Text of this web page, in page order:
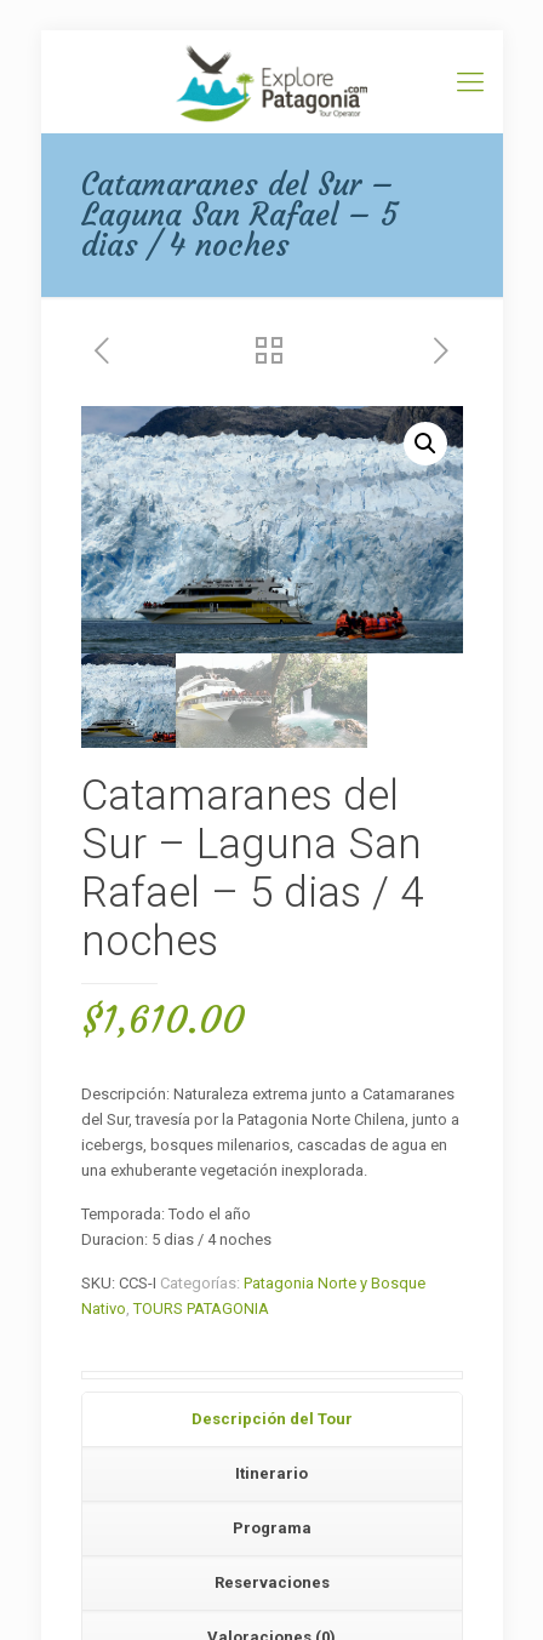
Catamaranes del Sur –
Laguna San Rafael – 5
dias / 4 noches
Catamaranes del
Sur – Laguna San
Rafael – 5 dias / 4
noches
$1,610.00
Descripción: Naturaleza extrema junto a Catamaranes
del Sur, travesía por la Patagonia Norte Chilena, junto a
icebergs, bosques milenarios, cascadas de agua en
una exhuberante vegetación inexplorada.
Temporada: Todo el año
Duracion: 5 dias / 4 noches
SKU: CCS-I Categorías: Patagonia Norte y Bosque
Nativo,TOURS PATAGONIA
Descripción del Tour
Itinerario
Programa
Reservaciones